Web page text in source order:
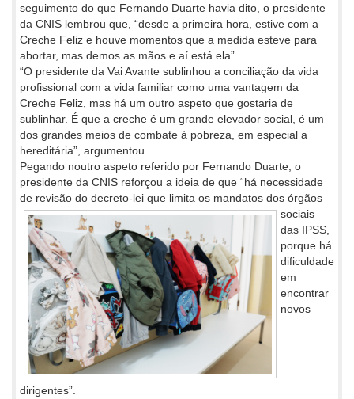
seguimento do que Fernando Duarte havia dito, o presidente
da CNIS lembrou que, “desde a primeira hora, estive com a
Creche Feliz e houve momentos que a medida esteve para
abortar, mas demos as mãos e aí está ela”.
“O presidente da Vai Avante sublinhou a conciliação da vida
profissional com a vida familiar como uma vantagem da
Creche Feliz, mas há um outro aspeto que gostaria de
sublinhar. É que a creche é um grande elevador social, é um
dos grandes meios de combate à pobreza, em especial a
hereditária”, argumentou.
Pegando noutro aspeto referido por Fernando Duarte, o
presidente da CNIS reforçou a ideia de que “há necessidade
de revisão do decreto-lei que limita os mandatos dos órgãos
sociais
das IPSS,
porque há
dificuldade
em
encontrar
novos
dirigentes”.